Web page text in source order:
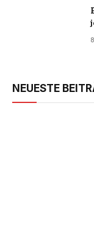
NEUESTE